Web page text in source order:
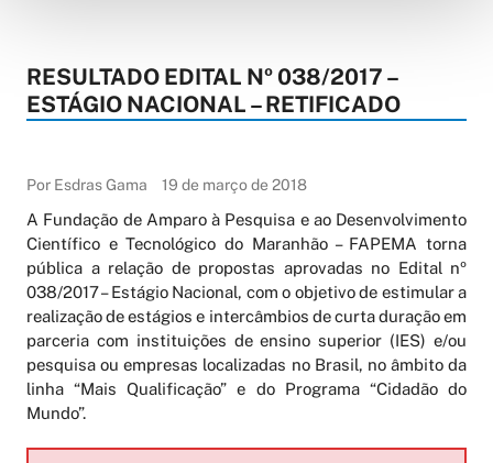
RESULTADO EDITAL Nº 038/2017 –
ESTÁGIO NACIONAL – RETIFICADO
Por Esdras Gama 19 de março de 2018
A Fundação de Amparo à Pesquisa e ao Desenvolvimento
Científico e Tecnológico do Maranhão – FAPEMA torna
pública a relação de propostas aprovadas no Edital nº
038/2017 – Estágio Nacional, com o objetivo de estimular a
realização de estágios e intercâmbios de curta duração em
parceria com instituições de ensino superior (IES) e/ou
pesquisa ou empresas localizadas no Brasil, no âmbito da
linha “Mais Qualificação” e do Programa “Cidadão do
Mundo”.